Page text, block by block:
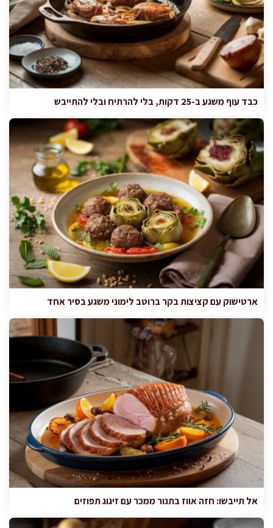
כבד עוף משגע ב-25 דקות, בלי להרתיח ובלי להתייבש
ארטישוק עם קציצות בקר ברוטב לימוני משגע בסיר אחד
אל תייבשו: חזה אווז בתנור ממכר עם זיגוג תפוזים